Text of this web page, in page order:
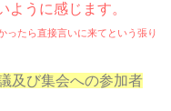
ように感じます。
たら直接言いに来てという張り
及び集会への参加者